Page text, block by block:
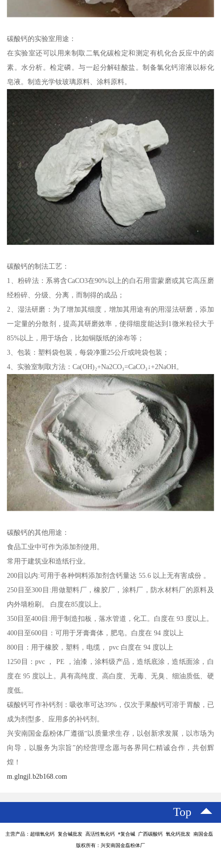
碳酸钙的实验室用途：
在实验室还可以用来制取二氧化碳检定和测定有机化合反应中的卤
素。水分析。检定磷。与一起分解硅酸盐。制备氯化钙溶液以标化
皂液。制造光学钕玻璃原料、涂料原料。
碳酸钙的制法工艺：
1、粉碎法：系将含CaCO3在90%以上的白石用雷蒙磨或其它高压磨
经粉碎、分级、分离，而制得的成品；
2、湿法研磨：为了增加其细度，增加其用途有的用湿法研磨，添加
一定量的分散剂，提高其研磨效率，使得细度能达到1微米粒径大于
85%以上，用于场合，比如铜版纸的涂布等；
3、包装：塑料袋包装，每袋净重25公斤或吨袋包装；
4、实验室制取方法：Ca(OH)₂+Na2CO₃=CaCO₃↓+2NaOH。
碳酸钙的其他用途：
食品工业中可作为添加剂使用。
常用于建筑业和造纸行业。
200目以内:可用于各种饲料添加剂含钙量达 55.6 以上无有害成份 。
250目至300目:用做塑料厂，橡胶厂，涂料厂，防水材料厂的原料及
内外墙粉刷。 白度在85度以上。
350目至400目:用于制造扣板，落水管道，化工。白度在 93 度以上。
400目至600目：可用于牙膏膏体，肥皂。白度在 94 度以上
800目：用于橡胶，塑料，电缆， pvc 白度在 94 度以上
1250目：pvc ， PE ，油漆，涂料级产品，造纸底涂，造纸面涂，白
度在 95 度以上。具有高纯度、高白度、无毒、无臭、细油质低、硬
度低。
碳酸钙可作补钙剂：吸收率可达39%，仅次于果酸钙可溶于胃酸，已
成为剂型多、应用多的补钙剂。
兴安南国金磊粉体厂遵循“以质量求生存，以创新求发展，以市场为
向导，以服务为宗旨”的经营理念愿与各界同仁精诚合作，共创辉
煌！
m.glngjl.b2b168.com
Top
主营产品：超细氧化钙 复合碱批发 高活性氧化钙 *复合碱 广西碳酸钙 氧化钙批发 南国金磊
版权所有：兴安南国金磊粉体厂